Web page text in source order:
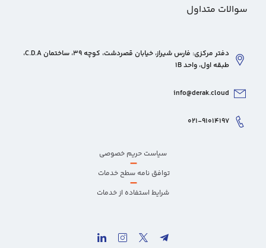
سوالات متداول
دفتر مرکزی: فارس شیراز، خیابان قصردشت، کوچه 39، ساختمان C.D.A،
طبقه اول، واحد 1B
info@derak.cloud
۰۲۱-۹۱۰۱۴۱۹۷
سیاست حریم خصوصی
–
توافق نامه سطح خدمات
–
شرایط استفاده از خدمات